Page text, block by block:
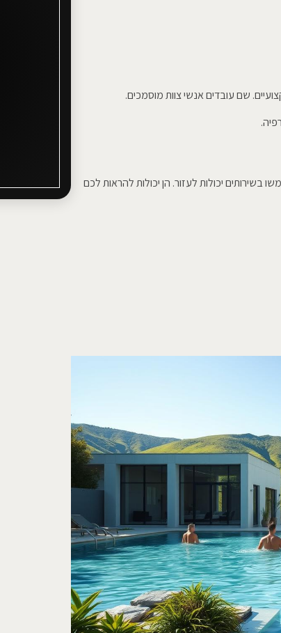
שם עובדים אנשי צוות מוסמכים.
בשירותים יכולות לעזור. הן יכולות להראות לכם